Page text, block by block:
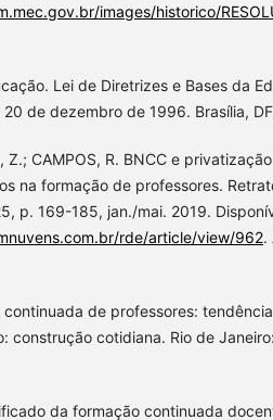
images/historico/
Lei de Diretrizes e Bases da
de dezembro de 1996. Brasília,
Z.; CAMPOS, R. BNCC e
na formação de professores.
p. 169-185, jan./mai. 2019.
rde/article/view/962.
continuada de professores:
construção cotidiana. Rio de
da formação continuada